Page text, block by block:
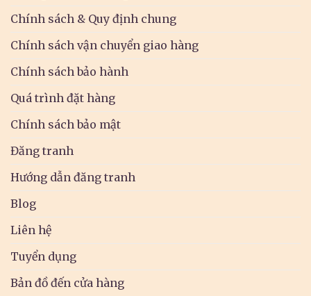
Chính sách & Quy định chung
Chính sách vận chuyển giao hàng
Chính sách bảo hành
Quá trình đặt hàng
Chính sách bảo mật
Đăng tranh
Hướng dẫn đăng tranh
Blog
Liên hệ
Tuyển dụng
Bản đồ đến cửa hàng